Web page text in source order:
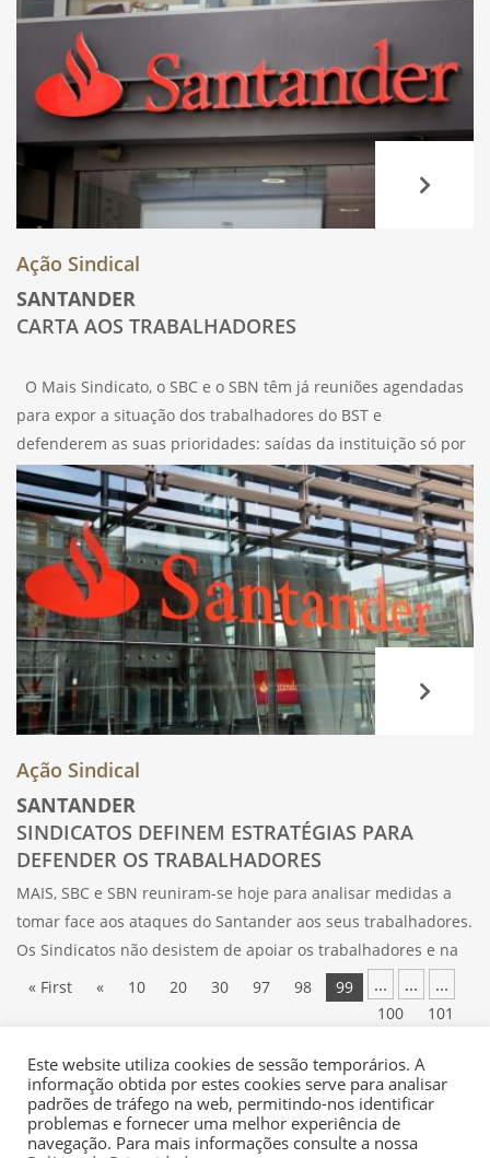
Ação Sindical
SANTANDER
CARTA AOS TRABALHADORES
O Mais Sindicato, o SBC e o SBN têm já reuniões agendadas
para expor a situação dos trabalhadores do BST e
defenderem as suas prioridades: saídas da instituição só por
acordo e reformas em detrimento de rescisões. Na sequência
Ação Sindical
SANTANDER
SINDICATOS DEFINEM ESTRATÉGIAS PARA
DEFENDER OS TRABALHADORES
MAIS, SBC e SBN reuniram-se hoje para analisar medidas a
tomar face aos ataques do Santander aos seus trabalhadores.
Os Sindicatos não desistem de apoiar os trabalhadores e na
reunião de hoje decidiram manter o diálogo com o banco e,
« First « ...
10 20 30 ...
97 98
99
100
101
...
Este website utiliza cookies de sessão temporários. A
informação obtida por estes cookies serve para analisar
padrões de tráfego na web, permitindo-nos identificar
problemas e fornecer uma melhor experiência de
navegação. Para mais informações consulte a nossa